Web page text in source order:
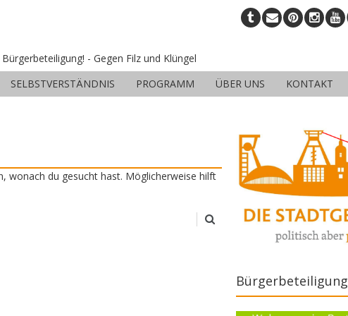
- Gegen Filz und Klüngel
SELBSTVERSTÄNDNIS PROGRAMM ÜBER UNS KONTAKT
wonach du gesucht hast. Möglicherweise hilft
Bürgerbeteiligung